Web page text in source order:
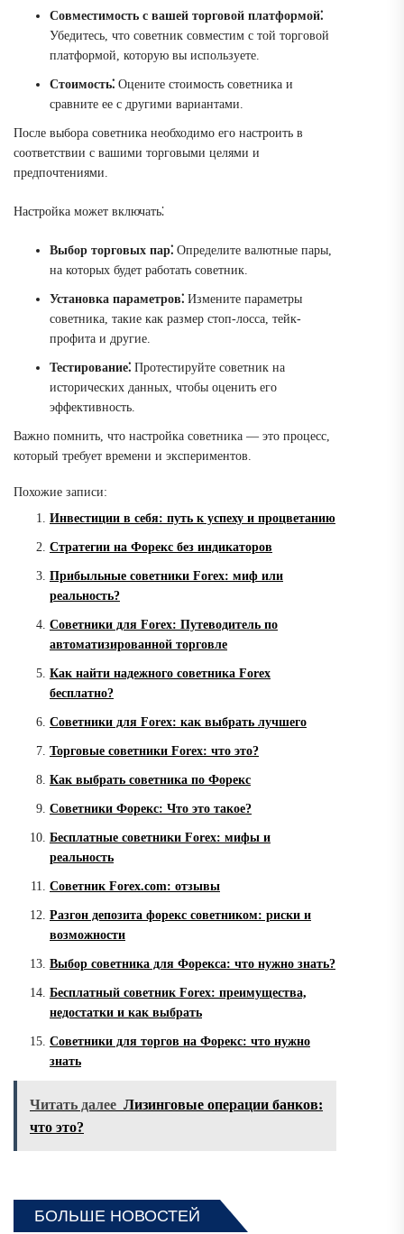
Совместимость с вашей торговой платформой⁚
Убедитесь, что советник совместим с той торговой
платформой, которую вы используете.
Стоимость⁚ Оцените стоимость советника и
сравните ее с другими вариантами.
После выбора советника необходимо его настроить в
соответствии с вашими торговыми целями и
предпочтениями.
Настройка может включать⁚
Выбор торговых пар⁚ Определите валютные пары,
на которых будет работать советник.
Установка параметров⁚ Измените параметры
советника, такие как размер стоп-лосса, тейк-
профита и другие.
Тестирование⁚ Протестируйте советник на
исторических данных, чтобы оценить его
эффективность.
Важно помнить, что настройка советника — это процесс,
который требует времени и экспериментов.
Похожие записи:
Инвестиции в себя: путь к успеху и процветанию
Стратегии на Форекс без индикаторов
Прибыльные советники Forex: миф или
реальность?
Советники для Forex: Путеводитель по
автоматизированной торговле
Как найти надежного советника Forex
бесплатно?
Советники для Forex: как выбрать лучшего
Торговые советники Forex: что это?
Как выбрать советника по Форекс
Советники Форекс: Что это такое?
Бесплатные советники Forex: мифы и
реальность
Советник Forex.com: отзывы
Разгон депозита форекс советником: риски и
возможности
Выбор советника для Форекса: что нужно знать?
Бесплатный советник Forex: преимущества,
недостатки и как выбрать
Советники для торгов на Форекс: что нужно
знать
Читать далее Лизинговые операции банков:
что это?
БОЛЬШЕ НОВОСТЕЙ